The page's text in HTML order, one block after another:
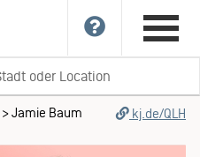
>Jamie Baum
kj.de/QLH